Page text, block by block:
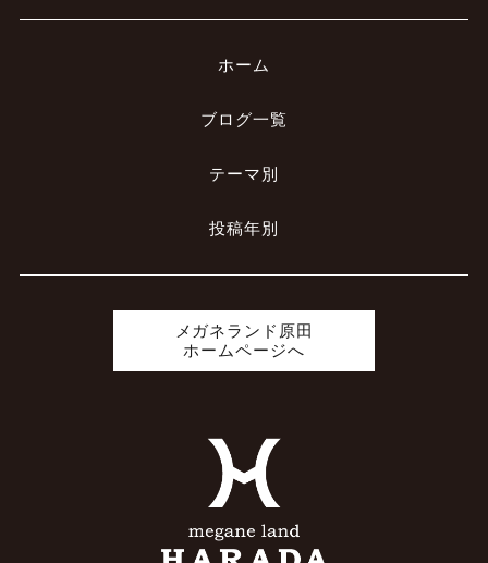
ホーム
ブログ一覧
テーマ別
投稿年別
メガネランド原田
ホームページへ